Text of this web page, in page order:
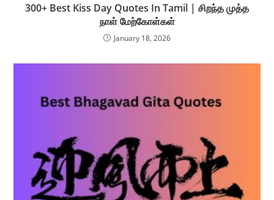
300+ Best Kiss Day Quotes In Tamil | சிறந்த முத்த
நாள் மேற்கோள்கள்
January 18, 2026